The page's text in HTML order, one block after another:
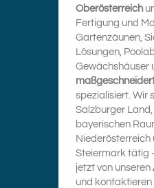
Oberösterreich
Fertigung und
Gartenzäunen,
Lösungen,
Gewächshäuser
spezialisiert. Wir
Salzburger
bayerischen
Niederösterreich
Steiermark tätig
jetzt von unseren
und kontaktieren